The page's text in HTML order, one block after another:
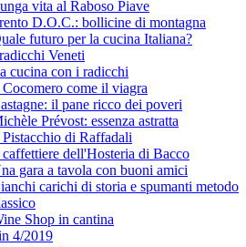
vita al Raboso Piave
D.O.C.: bollicine di montagna
futuro per la cucina Italiana?
Veneti
cucina con i radicchi
come il viagra
il pane ricco dei poveri
Prévost: essenza astratta
di Raffadali
dell'Hosteria di Bacco
gara a tavola con buoni amici
carichi di storia e spumanti metodo
Shop in cantina
4/2019